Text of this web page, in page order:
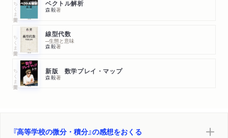
ちくま学芸文庫 ベクトル解析
森毅著
ちくま学芸文庫 線型代数
─生態と意味
森毅著
ちくま学芸文庫 新版 数学プレイ・マップ
森毅著
『高等学校の微分・積分』の感想をおくる